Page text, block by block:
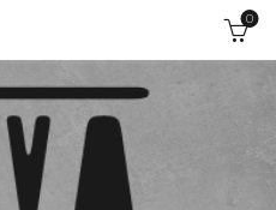
0